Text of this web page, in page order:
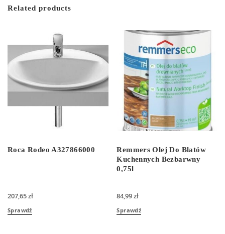
Related products
Roca Rodeo A327866000
207,65zł
Sprawdź
Remmers Olej Do Blatów
Kuchennych Bezbarwny
0,75l
84,99zł
Sprawdź